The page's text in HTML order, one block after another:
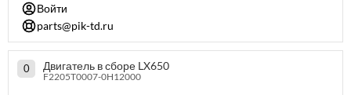
Войти
parts@pik-td.ru
0 Двигатель в сборе LX650
F2205T0007-0H12000